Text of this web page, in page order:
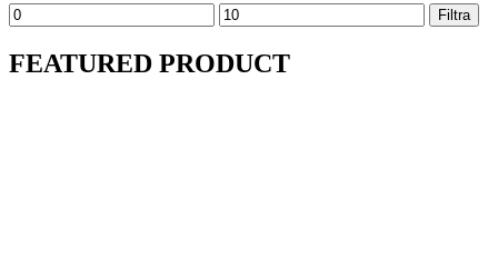
Prezzo
Min
Prezzo
Max
Filtra
FEATURED PRODUCT